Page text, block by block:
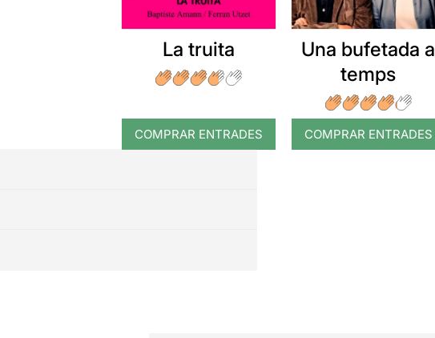
La truita
COMPRAR ENTRADES
Una bufetada a
temps
COMPRAR ENTRADES